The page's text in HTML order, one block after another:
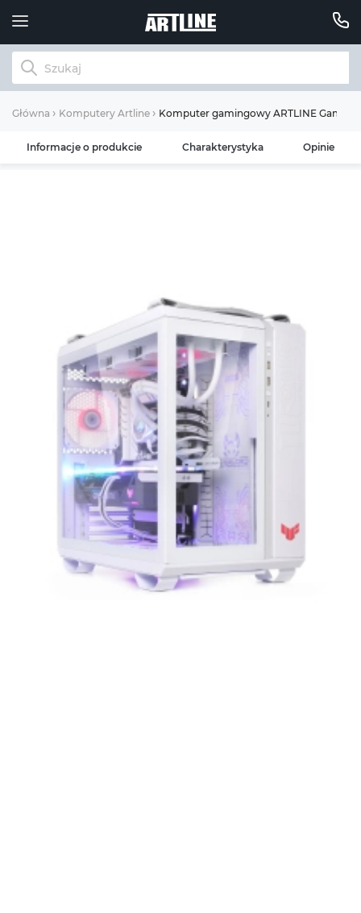
Główna Komputery Artline Komputer gamingowy ARTLINE Gaming
Informacje o produkcie Charakterystyka Opinie